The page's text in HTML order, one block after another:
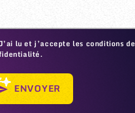
lu et j’accepte les conditions de
ENVOYER